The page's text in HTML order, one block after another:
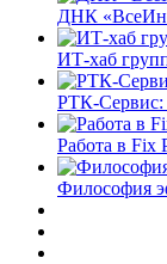
ДНК
ИТ-хаб
РТК-Сервис:
Работа в Fix
Философия